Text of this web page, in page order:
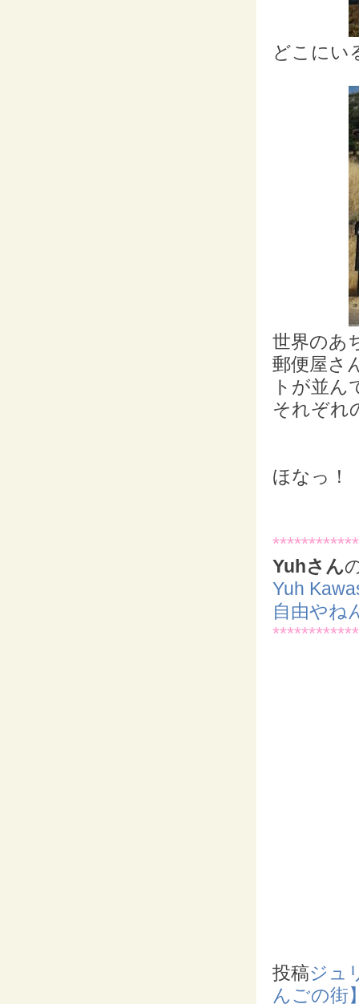
どこにい
世界のあ
郵便屋さ
トが並
それぞれ
ほなっ！
Yuhさん
Yuh
自由やね
投稿ジュ
んごの街